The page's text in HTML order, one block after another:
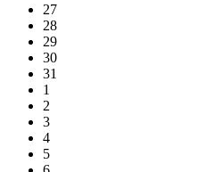
27
28
29
30
31
1
2
3
4
5